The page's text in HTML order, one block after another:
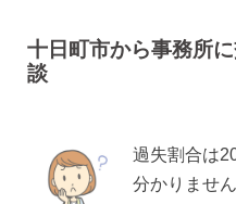
十日町市から事務所
談
過失割合は
分かりませ